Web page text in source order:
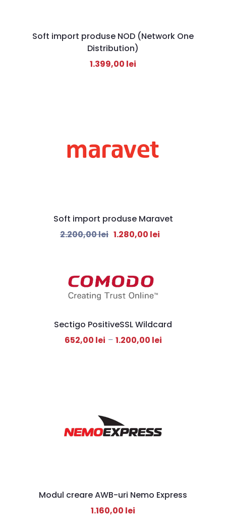
Soft import produse NOD (Network One
Distribution)
1.399,00 lei
Soft import produse Maravet
2.200,00lei 1.280,00 lei
Sectigo PositiveSSL Wildcard
652,00 lei – 1.200,00 lei
Modul creare AWB-uri Nemo Express
1.160,00 lei